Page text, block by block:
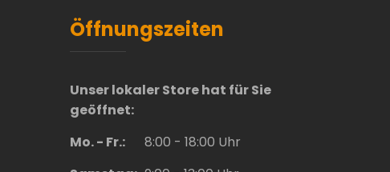
Öffnungszeiten
Unser lokaler Store hat für Sie
geöffnet:
Mo. - Fr.:
8:00 - 18:00 Uhr